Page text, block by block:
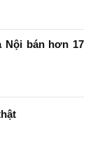
Nội bán hơn 17